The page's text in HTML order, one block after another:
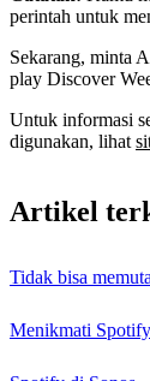
perintah untuk
Sekarang, minta
play Discover
Untuk informasi
digunakan, lihat
Artikel
Tidak bisa
Menikmati